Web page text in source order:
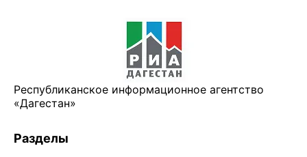
Республиканское информационное агентство
«Дагестан»
Разделы